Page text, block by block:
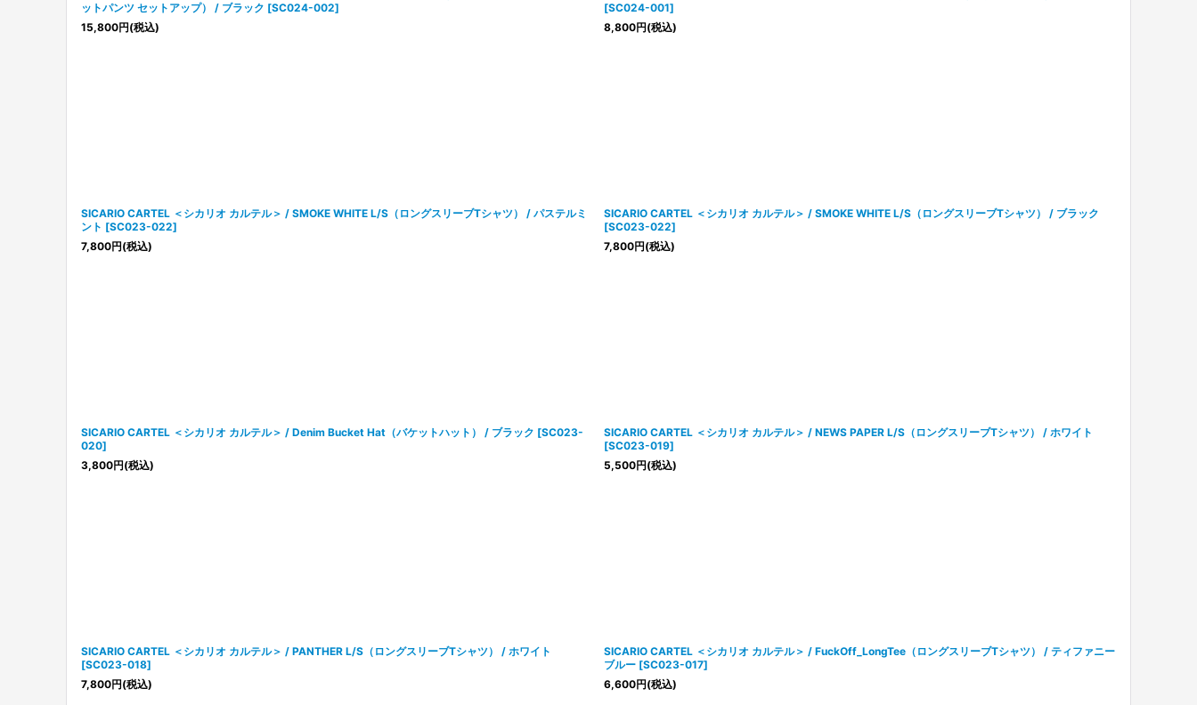
ットパンツ セットアップ） / ブラック [SC024-002]
15,800円(税込)
[SC024-001]
8,800円(税込)
SICARIO CARTEL ＜シカリオ カルテル＞ / SMOKE WHITE L/S（ロングスリーブTシャツ） / パステルミ
ント [SC023-022]
7,800円(税込)
SICARIO CARTEL ＜シカリオ カルテル＞ / SMOKE WHITE L/S（ロングスリーブTシャツ） / ブラック
[SC023-022]
7,800円(税込)
SICARIO CARTEL ＜シカリオ カルテル＞ / Denim Bucket Hat（バケットハット） / ブラック [SC023-
020]
3,800円(税込)
SICARIO CARTEL ＜シカリオ カルテル＞ / NEWS PAPER L/S（ロングスリーブTシャツ） / ホワイト
[SC023-019]
5,500円(税込)
SICARIO CARTEL ＜シカリオ カルテル＞ / PANTHER L/S（ロングスリーブTシャツ） / ホワイト
[SC023-018]
7,800円(税込)
SICARIO CARTEL ＜シカリオ カルテル＞ / FuckOff_LongTee（ロングスリーブTシャツ） / ティファニー
ブルー [SC023-017]
6,600円(税込)